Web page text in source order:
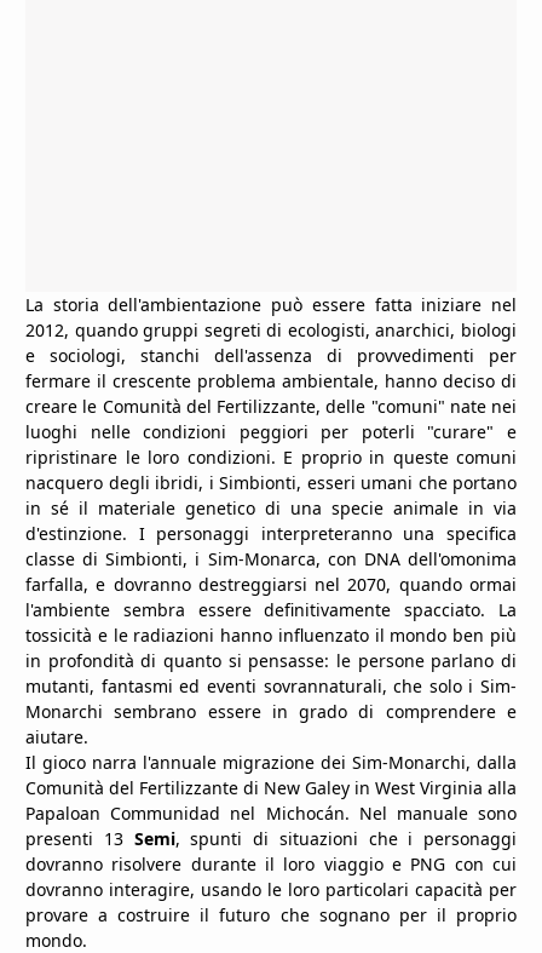
La storia dell'ambientazione può essere fatta iniziare nel
2012, quando gruppi segreti di ecologisti, anarchici, biologi
e sociologi, stanchi dell'assenza di provvedimenti per
fermare il crescente problema ambientale, hanno deciso di
creare le Comunità del Fertilizzante, delle "comuni" nate nei
luoghi nelle condizioni peggiori per poterli "curare" e
ripristinare le loro condizioni. E proprio in queste comuni
nacquero degli ibridi, i Simbionti, esseri umani che portano
in sé il materiale genetico di una specie animale in via
d'estinzione. I personaggi interpreteranno una specifica
classe di Simbionti, i Sim-Monarca, con DNA dell'omonima
farfalla, e dovranno destreggiarsi nel 2070, quando ormai
l'ambiente sembra essere definitivamente spacciato. La
tossicità e le radiazioni hanno influenzato il mondo ben più
in profondità di quanto si pensasse: le persone parlano di
mutanti, fantasmi ed eventi sovrannaturali, che solo i Sim-
Monarchi sembrano essere in grado di comprendere e
aiutare.
Il gioco narra l'annuale migrazione dei Sim-Monarchi, dalla
Comunità del Fertilizzante di New Galey in West Virginia alla
Papaloan Communidad nel Michocán. Nel manuale sono
presenti 13 Semi, spunti di situazioni che i personaggi
dovranno risolvere durante il loro viaggio e PNG con cui
dovranno interagire, usando le loro particolari capacità per
provare a costruire il futuro che sognano per il proprio
mondo.